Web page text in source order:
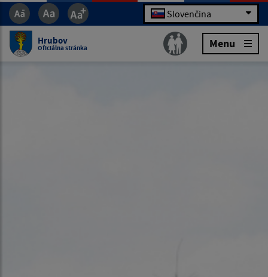
Slovenčina
Hrubov
Oficiálna stránka Menu